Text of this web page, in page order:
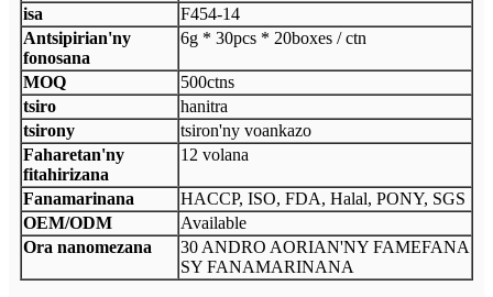
isa
F454-14
Antsipirian'ny
fonosana
6g * 30pcs * 20boxes / ctn
MOQ
500ctns
tsiro
hanitra
tsirony
tsiron'ny voankazo
Faharetan'ny
fitahirizana
12 volana
Fanamarinana
HACCP, ISO, FDA, Halal, PONY, SGS
OEM/ODM
Available
Ora nanomezana
30 ANDRO AORIAN'NY FAMEFANA
SY FANAMARINANA